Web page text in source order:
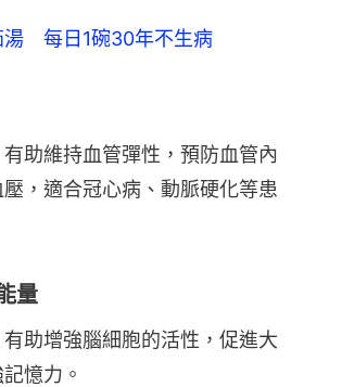
　每日1碗30年不生病
助維持血管彈性，預防血管內
，適合冠心病、動脈硬化等患
量
助增強腦細胞的活性，促進大
憶力。